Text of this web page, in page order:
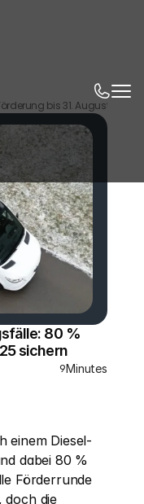
bis 31. August 2025
80 %
sichern
9Minutes
einem Diesel-
dabei 80 %
Förderrunde
doch die